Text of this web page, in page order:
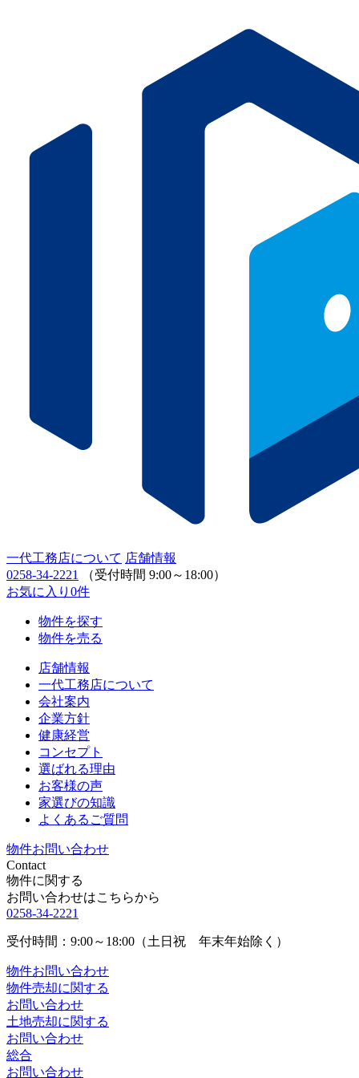
一代工務店について 店舗情報
0258-34-2221
（受付時間 9:00～18:00）
お気に入り 0件
物件を探す
物件を売る
店舗情報
一代工務店について
会社案内
企業方針
健康経営
コンセプト
選ばれる理由
お客様の声
家選びの知識
よくあるご質問
物件お問い合わせ
Contact
物件に関する
お問い合わせはこちらから
0258-34-2221
受付時間：9:00～18:00（土日祝 年末年始除く）
物件お問い合わせ
物件売却に関する
お問い合わせ
土地売却に関する
お問い合わせ
総合
お問い合わせ